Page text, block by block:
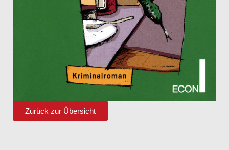
Zurück zur Übersicht